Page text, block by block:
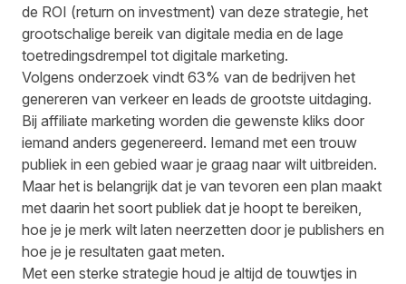
de ROI (return on investment) van deze strategie, het
grootschalige bereik van digitale media en de lage
toetredingsdrempel tot digitale marketing.
Volgens onderzoek vindt 63% van de bedrijven het
genereren van verkeer en leads de grootste uitdaging.
Bij affiliate marketing worden die gewenste kliks door
iemand anders gegenereerd. Iemand met een trouw
publiek in een gebied waar je graag naar wilt uitbreiden.
Maar het is belangrijk dat je van tevoren een plan maakt
met daarin het soort publiek dat je hoopt te bereiken,
hoe je je merk wilt laten neerzetten door je publishers en
hoe je je resultaten gaat meten.
Met een sterke strategie houd je altijd de touwtjes in